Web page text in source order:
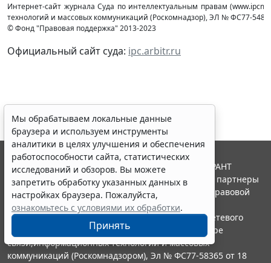
Интернет-сайт журнала Суда по интеллектуальным правам
технологий и массовых коммуникаций (Роcкомнадзор), ЭЛ № ФС77-
© Фонд "Правовая поддержка" 2013-2023
Официальный сайт суда: ipc.arbitr.ru
Мы обрабатываем локальные данные
браузера и используем инструменты
аналитики в целях улучшения и обеспечения
работоспособности сайта, статистических
исследований и обзоров. Вы можете
запретить обработку указанных данных в
настройках браузера. Пожалуйста,
ознакомьтесь с условиями их обработки.
Принять
© ООО "НПП "ГАРАНТ-СЕРВИС", 2026. Система ГАРАНТ
выпускается с 1990 года. Компания "Гарант" и ее партнеры
являются участниками Российской ассоциации правовой
информации ГАРАНТ.
Портал ГАРАНТ.РУ зарегистрирован в качестве сетевого
издания Федеральной службой по надзору в сфере
связи,информационных технологий и массовых
коммуникаций (Роскомнадзором), Эл № ФС77-58365 от 18